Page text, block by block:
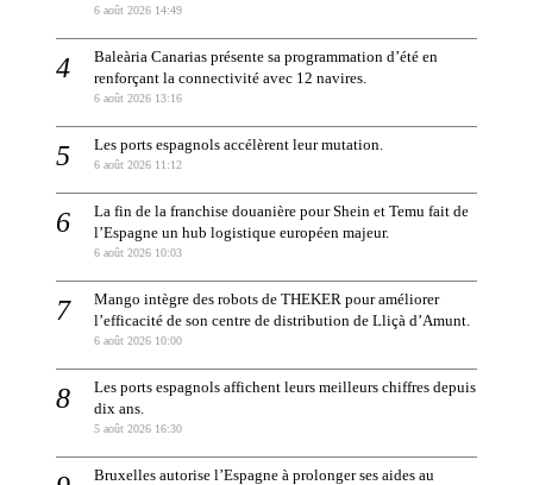
6 août 2026 14:49
Baleària Canarias présente sa programmation d’été en
renforçant la connectivité avec 12 navires.
6 août 2026 13:16
Les ports espagnols accélèrent leur mutation.
6 août 2026 11:12
La fin de la franchise douanière pour Shein et Temu fait de
l’Espagne un hub logistique européen majeur.
6 août 2026 10:03
Mango intègre des robots de THEKER pour améliorer
l’efficacité de son centre de distribution de Lliçà d’Amunt.
6 août 2026 10:00
Les ports espagnols affichent leurs meilleurs chiffres depuis
dix ans.
5 août 2026 16:30
Bruxelles autorise l’Espagne à prolonger ses aides au